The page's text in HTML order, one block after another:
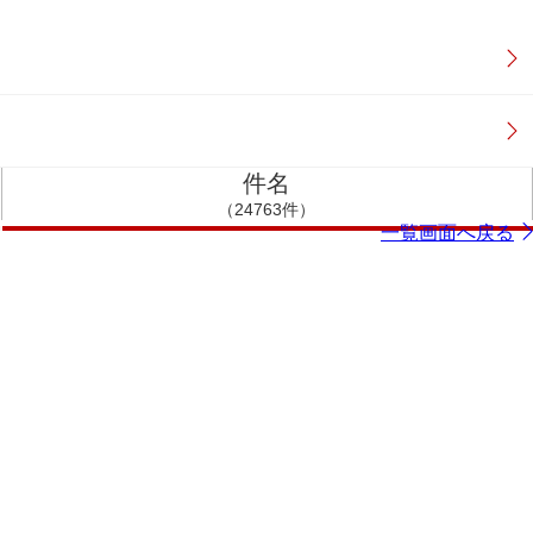
件名
（24763件）
一覧画面へ戻る